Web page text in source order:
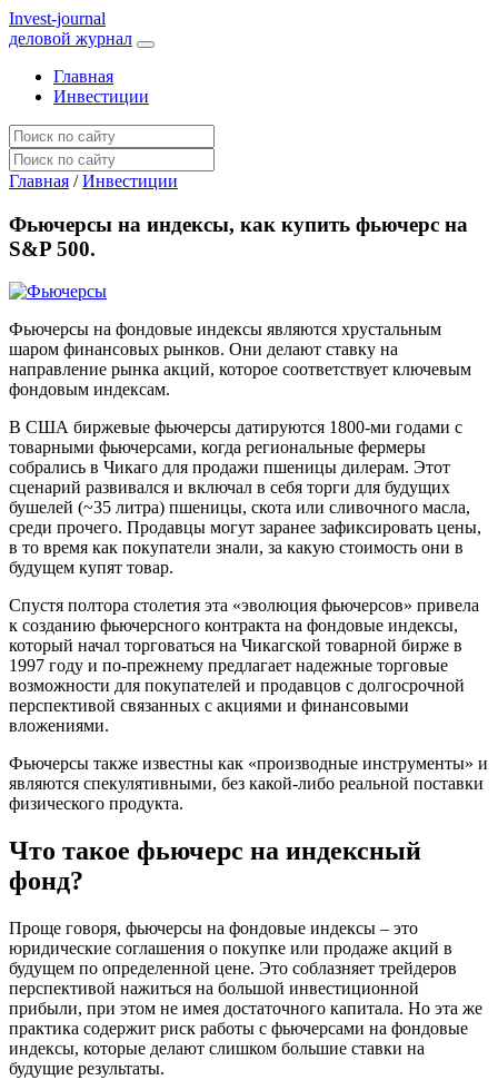
Invest-journal
деловой журнал
Главная
Инвестиции
Главная / Инвестиции
Фьючерсы на индексы, как купить фьючерс на
S&P 500.
Фьючерсы на фондовые индексы являются хрустальным
шаром финансовых рынков. Они делают ставку на
направление рынка акций, которое соответствует ключевым
фондовым индексам.
В США биржевые фьючерсы датируются 1800-ми годами с
товарными фьючерсами, когда региональные фермеры
собрались в Чикаго для продажи пшеницы дилерам. Этот
сценарий развивался и включал в себя торги для будущих
бушелей (~35 литра) пшеницы, скота или сливочного масла,
среди прочего. Продавцы могут заранее зафиксировать цены,
в то время как покупатели знали, за какую стоимость они в
будущем купят товар.
Спустя полтора столетия эта «эволюция фьючерсов» привела
к созданию фьючерсного контракта на фондовые индексы,
который начал торговаться на Чикагской товарной бирже в
1997 году и по-прежнему предлагает надежные торговые
возможности для покупателей и продавцов с долгосрочной
перспективой связанных с акциями и финансовыми
вложениями.
Фьючерсы также известны как «производные инструменты» и
являются спекулятивными, без какой-либо реальной поставки
физического продукта.
Что такое фьючерс на индексный
фонд?
Проще говоря, фьючерсы на фондовые индексы – это
юридические соглашения о покупке или продаже акций в
будущем по определенной цене. Это соблазняет трейдеров
перспективой нажиться на большой инвестиционной
прибыли, при этом не имея достаточного капитала. Но эта же
практика содержит риск работы с фьючерсами на фондовые
индексы, которые делают слишком большие ставки на
будущие результаты.